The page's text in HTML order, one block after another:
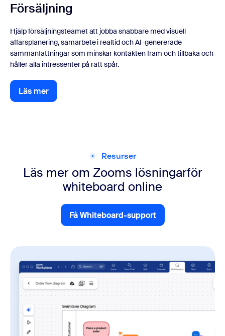
Försäljning
Hjälp försäljningsteamet att jobba snabbare med visuell
affärsplanering, samarbete i realtid och AI-genererade
sammanfattningar som minskar kontakten fram och tillbaka och
håller alla intressenter på rätt spår.
Läs mer
Läs mer
Resurser
Läs mer om Zooms lösningarför
whiteboard online
Få Whiteboard-support
Få Whiteboard-support